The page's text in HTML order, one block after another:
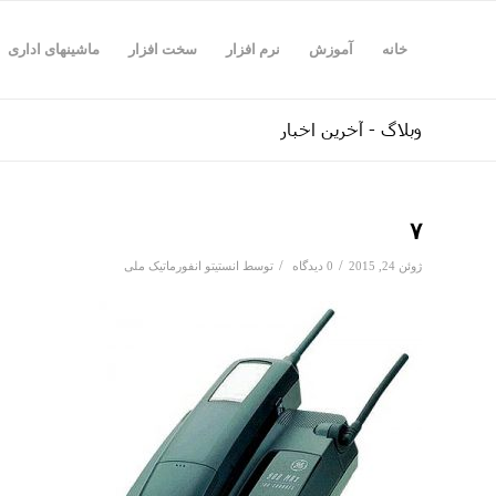
خانه آموزش نرم افزار سخت افزار ماشینهای اداری
وبلاگ - آخرین اخبار
۷
ژوئن 24, 2015 / 0 دیدگاه / توسط انستیتو انفورماتیک ملی